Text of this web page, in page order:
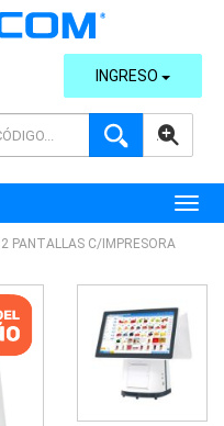
AVANZADA
INGRESO
PANTALLAS C/IMPRESORA